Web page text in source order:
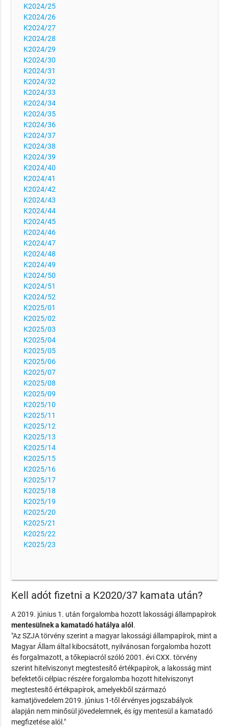
K2024/25
K2024/26
K2024/27
K2024/28
K2024/29
K2024/30
K2024/31
K2024/32
K2024/33
K2024/34
K2024/35
K2024/36
K2024/37
K2024/38
K2024/39
K2024/40
K2024/41
K2024/42
K2024/43
K2024/44
K2024/45
K2024/46
K2024/47
K2024/48
K2024/49
K2024/50
K2024/51
K2024/52
K2025/01
K2025/02
K2025/03
K2025/04
K2025/05
K2025/06
K2025/07
K2025/08
K2025/09
K2025/10
K2025/11
K2025/12
K2025/13
K2025/14
K2025/15
K2025/16
K2025/17
K2025/18
K2025/19
K2025/20
K2025/21
K2025/22
K2025/23
Kell adót fizetni a K2020/37 kamata után?
A 2019. június 1. után forgalomba hozott lakossági állampapírok
mentesülnek a kamatadó hatálya alól .
"Az SZJA törvény szerint a magyar lakossági állampapírok, mint a
Magyar Állam által kibocsátott, nyilvánosan forgalomba hozott
és forgalmazott, a tőkepiacról szóló 2001. évi CXX. törvény
szerint hitelviszonyt megtestesítő értékpapírok, a lakosság mint
befektetői célpiac részére forgalomba hozott hitelviszonyt
megtestesítő értékpapírok, amelyekből származó
kamatjövedelem 2019. június 1-től érvényes jogszabályok
alapján nem minősül jövedelemnek, és így mentesül a kamatadó
megfizetése alól."